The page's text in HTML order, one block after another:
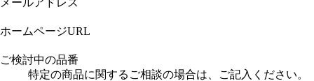
メールアドレス
ホームページURL
ご検討中の品番
特定の商品に関するご相談の場合は、ご記入ください。